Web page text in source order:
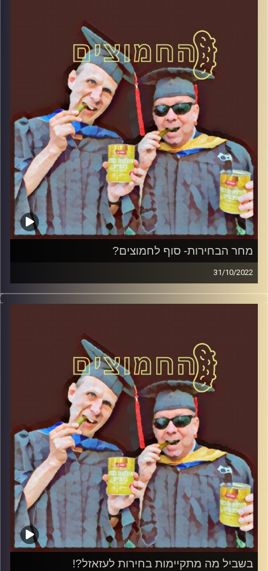
מחר הבחירות- סוף לחמוצים?
31/10/2022
המערכת הפוליטית על ספת הפסיכולוג, עם פרופסור בועז בן-
דוד ופרופסור גלעד הירשברגר.
בשביל מה מתקיימות בחירות לעזאזל?!